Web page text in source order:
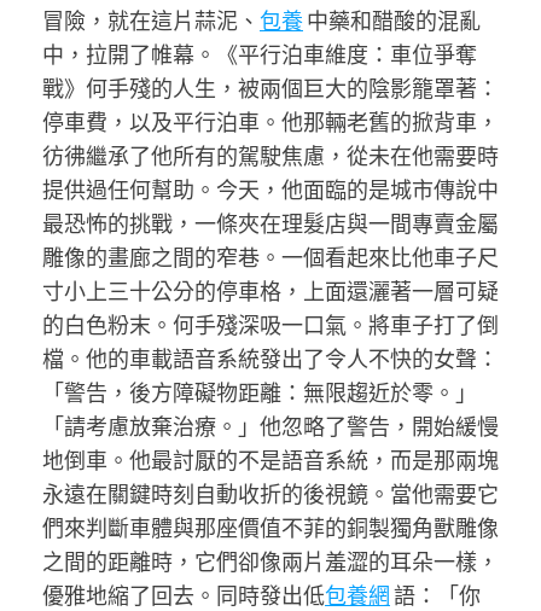
冒險，就在這片蒜泥、 包養中藥和醋酸的混亂
中，拉開了帷幕。《平行泊車維度：車位爭奪
戰》何手殘的人生，被兩個巨大的陰影籠罩著：
停車費，以及平行泊車。他那輛老舊的掀背車，
彷彿繼承了他所有的駕駛焦慮，從未在他需要時
提供過任何幫助。今天，他面臨的是城市傳說中
最恐怖的挑戰，一條夾在理髮店與一間專賣金屬
雕像的畫廊之間的窄巷。一個看起來比他車子尺
寸小上三十公分的停車格，上面還灑著一層可疑
的白色粉末。何手殘深吸一口氣。將車子打了倒
檔。他的車載語音系統發出了令人不快的女聲：
「警告，後方障礙物距離：無限趨近於零。」
「請考慮放棄治療。」他忽略了警告，開始緩慢
地倒車。他最討厭的不是語音系統，而是那兩塊
永遠在關鍵時刻自動收折的後視鏡。當他需要它
們來判斷車體與那座價值不菲的銅製獨角獸雕像
之間的距離時，它們卻像兩片羞澀的耳朵一樣，
優雅地縮了回去。同時發出低包養網語：「你